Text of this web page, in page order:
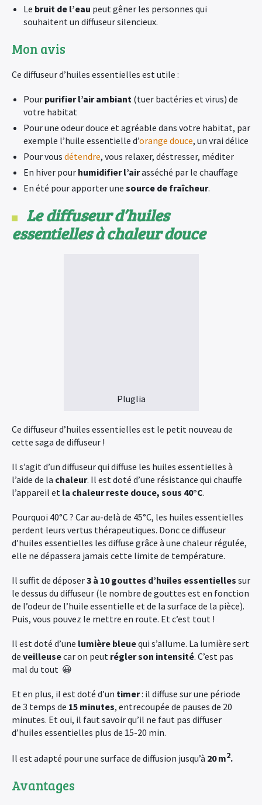
Le bruit de l’eau peut gêner les personnes qui
souhaitent un diffuseur silencieux.
Mon avis
Ce diffuseur d’huiles essentielles est utile :
Pour purifier l’air ambiant (tuer bactéries et virus) de
votre habitat
Pour une odeur douce et agréable dans votre habitat, par
exemple l’huile essentielle d’orange douce, un vrai délice
Pour vous détendre, vous relaxer, déstresser, méditer
En hiver pour humidifier l’airasséché par le chauffage
En été pour apporter une source de fraîcheur.
Le diffuseur d’huiles
essentielles à chaleur douce
Pluglia
Ce diffuseur d’huiles essentielles est le petit nouveau de
cette saga de diffuseur !
Il s’agit d’un diffuseur qui diffuse les huiles essentielles à
l’aide de la chaleur. Il est doté d’une résistance qui chauffe
l’appareil et la chaleur reste douce, sous 40°C.
Pourquoi 40°C ? Car au-delà de 45°C, les huiles essentielles
perdent leurs vertus thérapeutiques. Donc ce diffuseur
d’huiles essentielles les diffuse grâce à une chaleur régulée,
elle ne dépassera jamais cette limite de température.
Il suffit de déposer3 à 10 gouttes d’huiles essentielles sur
le dessus du diffuseur (le nombre de gouttes est en fonction
de l’odeur de l’huile essentielle et de la surface de la pièce).
Puis, vous pouvez le mettre en route. Et c’est tout !
Il est doté d’une lumière bleuequi s’allume. La lumière sert
de veilleusecar on peut régler son intensité. C’est pas
mal du tout 😀
Et en plus, il est doté d’un timer: il diffuse sur une période
de 3 temps de 15 minutes, entrecoupée de pauses de 20
minutes. Et oui, il faut savoir qu’il ne faut pas diffuser
d’huiles essentielles plus de 15-20 min.
Il est adapté pour une surface de diffusion jusqu’à 20 m2.
Avantages